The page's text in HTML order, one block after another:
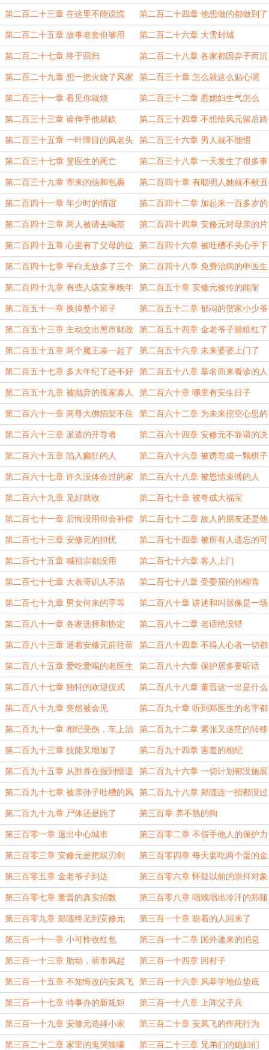
人
第二百二十三章 在这里不能说慌 第二百二十四章 他想做的都做到了
第二百二十五章 故事老套但够用 第二百二十六章 大雪封城
第二百二十七章 终于回归 第二百二十八章 各家都因弃子而沉
思
第二百二十九章 想一把火烧了风家 第二百三十章 怎么就这么贴心呢
第二百三十一章 看见你就烦 第二百三十二章 惹媳妇生气怎么
办？
第二百三十三章 谁伸手他就砍 第二百三十四章 不想给风元留后路
了
第二百三十五章 一叶障目的风老头 第二百三十六章 男人就不能惯
第二百三十七章 斐医生的死亡 第二百三十八章 一天发生了很多事
第二百三十九章 寄来的信和包裹 第二百四十章 有聪明人她就不献丑
了
第二百四十一章 年少时的情谊 第二百四十二章 加起来一百多岁的
人打架
第二百四十三章 两人被请去喝茶 第二百四十四章 安修元对母亲的片
刻心软
第二百四十五章 心里有了父母的位
置
第二百四十六章 被吐槽不关心手下
个人问题
第二百四十七章 平白无故多了三个
哥
第二百四十八章 免费治病的申医生
第二百四十九章 有些人该安享晚年
了
第二百五十章 安修元被传的能耐
第二百五十一章 换掉整个班子 第二百五十二章 郁闷的贺家小少爷
第二百五十三章 主动交出黑市财政
大权
第二百五十四章 金老爷子眼眶红了
第二百五十五章 两个魔王凑一起了 第二百五十六章 未来婆婆上门了
第二百五十七章 多大年纪了还不好
意思
第二百五十八章 慕名而来看诊的人
第二百五十九章 被抛弃的孤家寡人 第二百六十章 哪里有安生日子
第二百六十一章 两尊大佛招架不住 第二百六十二章 为未来挖空心思的
人
第二百六十三章 派遣的开导者 第二百六十四章 安修元不靠谱的决
定
第二百六十五章 陷入癫狂的人 第二百六十六章 被诱导成一颗棋子
第二百六十七章 许久没体会过的家
庭温暖
第二百六十八章 被恩情束缚的人
第二百六十九章 见好就收 第二百七十章 被夸成大福宝
第二百七十一章 后悔没用但会补偿 第二百七十二章 敌人的朋友还是他
的敌人
第二百七十三章 安修元的担忧 第二百七十四章 被所有人遗忘的可
怜人
第二百七十五章 喊祖宗都没用 第二百七十六章 客人上门
第二百七十七章 大表哥识人不清 第二百七十八章 受委屈的韩柳青
第二百七十九章 男女何来的平等 第二百八十章 讲述和叫嚣像是一场
笑话
第二百八十一章 各家选择和协定 第二百八十二章 老话绝没错
第二百八十三章 逼着安修元前往蓊
市
第二百八十四章 不得人心者一切都
是徒劳
第二百八十五章 爱吃爱喝的老医生 第二百八十六章 保护居多要听话
第二百八十七章 独特的欢迎仪式 第二百八十八章 董晋这一出是什么
用意？
第二百八十九章 突然被会见 第二百九十章 听到郑医生的名字都
会吐
第二百九十一章 相纪受伤，车上治
疗
第二百九十二章 紧张又迷茫的转移
路
第二百九十三章 技能又增加了 第二百九十四章 害羞的相纪
第二百九十五章 从胜券在握到懵逼
的董晋
第二百九十六章 一切计划都没施展
开来
第二百九十七章 被亲孙子吐槽的风
老
第二百九十八章 郑随连一招都没过
完
第二百九十九章 尸体还是跑了 第三百章 养不熟的狗
第三百零一章 退出中心城市 第三百零二章 不假手他人的保护力
第三百零三章 安修元是把双刃剑 第三百零四章 每天要吃两个蛋的金
焱
第三百零五章 金老爷子到达 第三百零六章 怀疑以前的崇拜对象
第三百零七章 董晋的真实招数 第三百零八章 唱戏唱出冷汗的郑随
第三百零九章 郑随终见到安修元 第三百一十章 盼着的人回来了
第三百一十一章 小可怜收红包 第三百一十二章 国外递来的消息
第三百一十三章 胎动，蓊市风起 第三百一十四章 回村子
第三百一十五章 不知悔改的安凤飞 第三百一十六章 风莘学地位垫底
第三百一十七章 特事办的新规矩 第三百一十八章 上阵父子兵
第三百一十九章 安修元选择小家 第三百二十章 安凤飞的作死行为
第三百二十二章 家里的鬼哭狼嚎 第三百二十三章 兄弟们的媳妇们